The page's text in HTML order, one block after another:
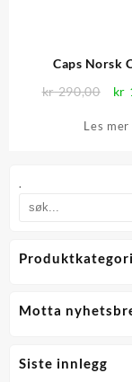
.
Motta
Siste innlegg
Caps Norsk
kr290,00
var:
kr
Les mer